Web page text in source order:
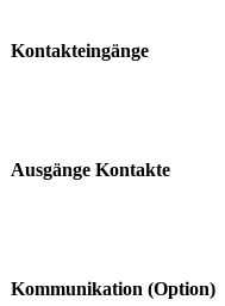
Kontakteingänge
Ausgänge Kontakte
Kommunikation (Option)